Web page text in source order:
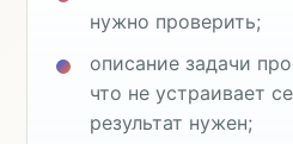
нужно проверить;
описание задачи
что не устраивает
результат нужен;